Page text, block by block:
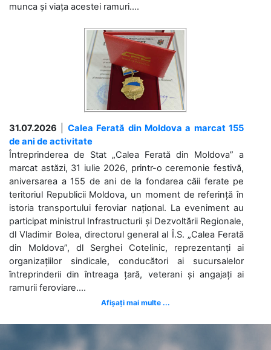
munca și viața acestei ramuri....
31.07.2026
Calea Ferată din Moldova a marcat 155
de ani de activitate
Întreprinderea de Stat „Calea Ferată din Moldova” a
marcat astăzi, 31 iulie 2026, printr-o ceremonie festivă,
aniversarea a 155 de ani de la fondarea căii ferate pe
teritoriul Republicii Moldova, un moment de referință în
istoria transportului feroviar național. La eveniment au
participat ministrul Infrastructurii și Dezvoltării Regionale,
dl Vladimir Bolea, directorul general al Î.S. „Calea Ferată
din Moldova”, dl Serghei Cotelinic, reprezentanți ai
organizațiilor sindicale, conducători ai sucursalelor
întreprinderii din întreaga țară, veterani și angajați ai
ramurii feroviare....
Afișați mai multe ...